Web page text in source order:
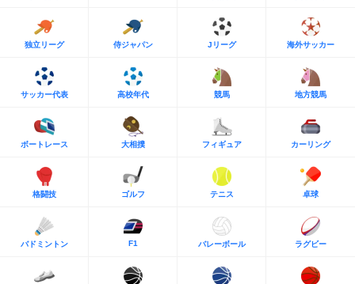
独立リーグ 侍ジャパン Jリーグ 海外サッカー
サッカー代表 高校年代 競馬 地方競馬
ボートレース 大相撲 フィギュア カーリング
格闘技 ゴルフ テニス 卓球
バドミントン F1 バレーボール ラグビー